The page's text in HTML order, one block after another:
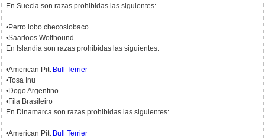
En Suecia son razas prohibidas las siguientes:
•Perro lobo checoslobaco
•Saarloos Wolfhound
En Islandia son razas prohibidas las siguientes:
•American Pitt Bull Terrier
•Tosa Inu
•Dogo Argentino
•Fila Brasileiro
En Dinamarca son razas prohibidas las siguientes:
•American Pitt Bull Terrier